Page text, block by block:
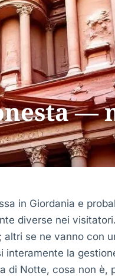
—
in Giordania e
diverse nei
se ne vanno con
interamente la
di Notte, cosa non è,